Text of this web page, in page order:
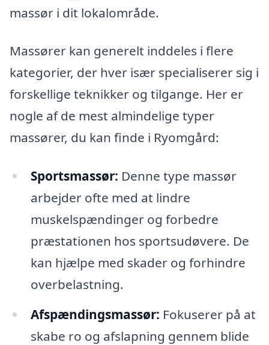
massør i dit lokalområde.
Massører kan generelt inddeles i flere
kategorier, der hver især specialiserer sig i
forskellige teknikker og tilgange. Her er
nogle af de mest almindelige typer
massører, du kan finde i Ryomgård:
Sportsmassør: Denne type massør
arbejder ofte med at lindre
muskelspændinger og forbedre
præstationen hos sportsudøvere. De
kan hjælpe med skader og forhindre
overbelastning.
Afspændingsmassør: Fokuserer på at
skabe ro og afslapning gennem blide